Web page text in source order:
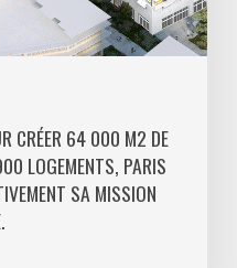
CRÉER 64 000 M2 DE
LOGEMENTS, PARIS
SA MISSION